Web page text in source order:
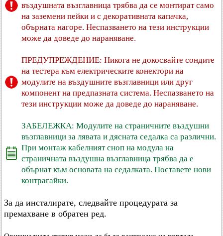
въздушната възглавница трябва да се монтират само
на заземени пейки и с декоративната капачка,
обърната нагоре. Неспазването на тези инструкции
може да доведе до нараняване.
ПРЕДУПРЕЖДЕНИЕ: Никога не докосвайте сондите
на тестера към електрическите конектори на
модулите на въздушните възглавници или друг
компонент на предпазната система. Неспазването на
тези инструкции може да доведе до нараняване.
ЗАБЕЛЕЖКА: Модулите на страничните въздушни
възглавници за лявата и дясната седалка са различни.
При монтаж кабелният сноп на модула на
страничната въздушна възглавница трябва да е
обърнат към основата на седалката. Поставете нови
контрагайки.
За да инсталирате, следвайте процедурата за
премахване в обратен ред.